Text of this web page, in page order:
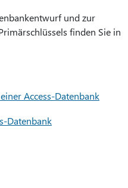
und zur
finden Sie in
Access-Datenbank
Datenbank